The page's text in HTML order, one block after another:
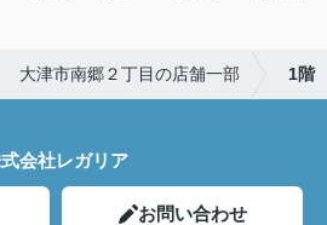
大津市南郷２丁目の店舗一部 1階
会社レガリア
お問い合わせ